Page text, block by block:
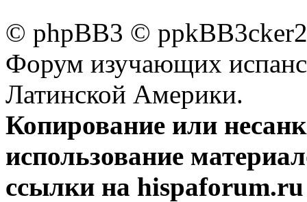
© phpBB3 ©
Форум изучающих
Латинской Америки.
Копирование или
использование
ссылки на hispaforum.ru